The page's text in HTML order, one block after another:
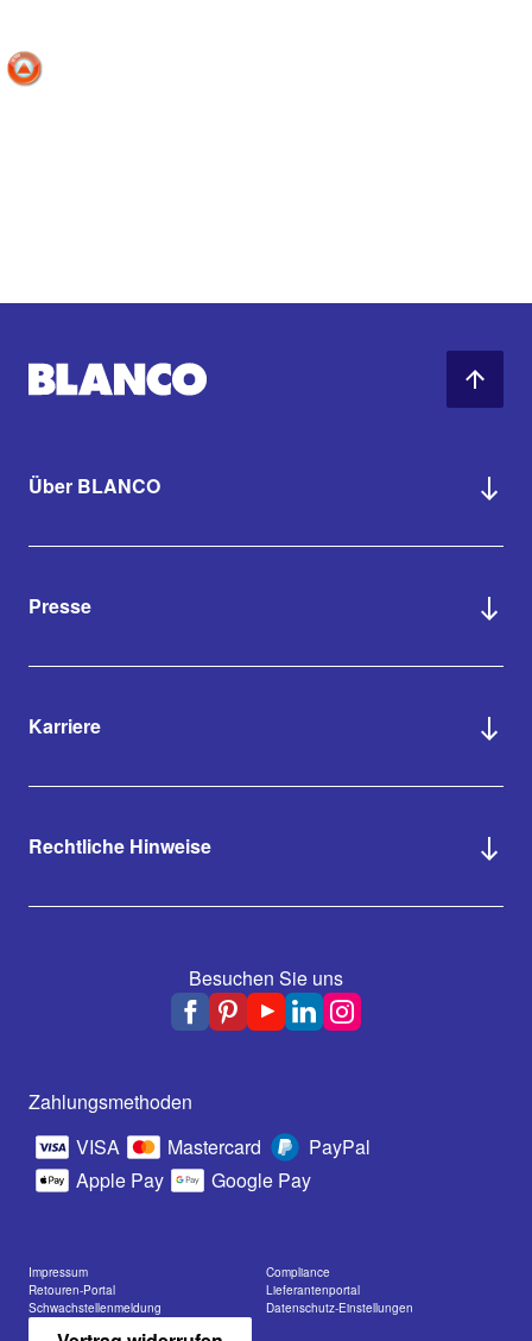
Über BLANCO
Presse
Karriere
Rechtliche Hinweise
Besuchen Sie uns
Zahlungsmethoden
VISA
Mastercard
PayPal
Apple Pay
Google Pay
Impressum
Compliance
Retouren-Portal
Lieferantenportal
Schwachstellenmeldung
Datenschutz-Einstellungen